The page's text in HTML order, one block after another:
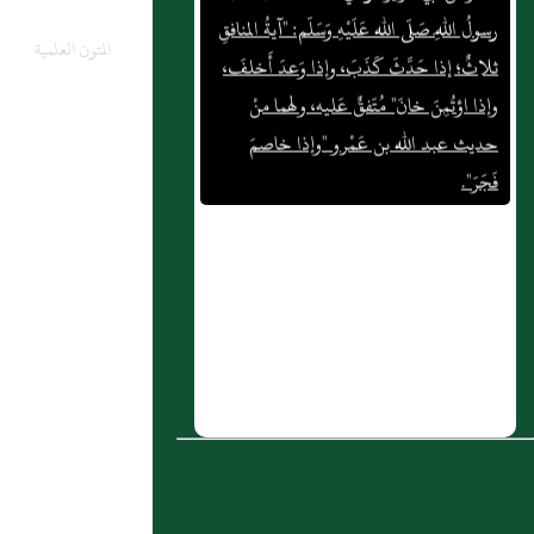
ثلاثٌ؛ إذا حَدَّثَ كَذَبَ، وإذا وَعدَ أَخلفَ،
وإذا اؤتُمِنَ خانَ" مُتّفقٌ عَليه، ولهما منْ
حديث عبد الله بن عَمْرو "وإذا خاصمَ
فَجَرَ".
2 : تلاوة الشيخ طه الفهد لأبيات في الغناء
6 : بَاب قَوْلِ اللَّهِ تَعَالَى: {يَا أَيُّهَا الَّذِينَ آمَنُوا
المتون العلمية